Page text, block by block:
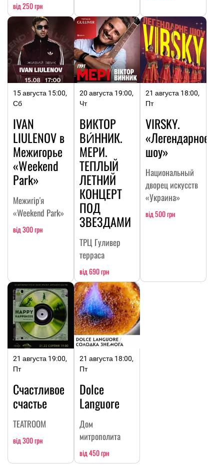
від 250 грн
15 августа 15:00,
Сб
IVAN
LIULENOV в
Межигорье
«Weekend
Park»
Межигір'я
«Weekend Park»
від 300 грн
20 августа 19:00,
Чт
ВИКТОР
ВИ́ННИК.
МЕРИ.
ТЕПЛЫЙ
ЛЕТНИЙ
КОНЦЕРТ
ПОД
ЗВЕЗДАМИ
ТРЦ Гуливер
терраса
від 690 грн
21 августа 18:00,
Пт
VIRSKY.
«Легендарное
шоу»
Национальный
дворец искусств
«Украина»
від 500 грн
21 августа 19:00,
Пт
Счастливое
счастье
TEATROOM
від 300 грн
21 августа 18:00,
Пт
Dolce
Languore
Дом
митрополита
від 450 грн